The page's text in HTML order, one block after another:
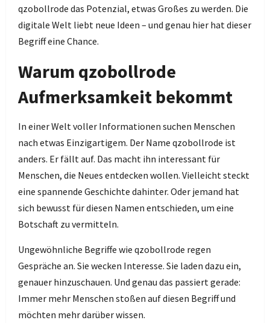
qzobollrode das Potenzial, etwas Großes zu werden. Die
digitale Welt liebt neue Ideen – und genau hier hat dieser
Begriff eine Chance.
Warum qzobollrode
Aufmerksamkeit bekommt
In einer Welt voller Informationen suchen Menschen
nach etwas Einzigartigem. Der Name qzobollrode ist
anders. Er fällt auf. Das macht ihn interessant für
Menschen, die Neues entdecken wollen. Vielleicht steckt
eine spannende Geschichte dahinter. Oder jemand hat
sich bewusst für diesen Namen entschieden, um eine
Botschaft zu vermitteln.
Ungewöhnliche Begriffe wie qzobollrode regen
Gespräche an. Sie wecken Interesse. Sie laden dazu ein,
genauer hinzuschauen. Und genau das passiert gerade:
Immer mehr Menschen stoßen auf diesen Begriff und
möchten mehr darüber wissen.